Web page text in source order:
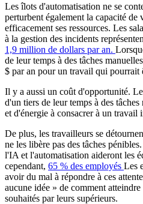
Les îlots d'automatisation ne se
perturbent également la capacité de
efficacement ses ressources. Les
à la gestion des incidents
1,9 million de dollars par an.
de leur temps à des tâches
$ par an pour un travail qui pourrait
Il y a aussi un coût d'opportunité.
d'un tiers de leur temps à des
et d'énergie à consacrer à un travail
De plus, les travailleurs se
ne les libère pas des tâches
l'IA et l'automatisation aideront les
cependant, 65 % des employés Les
avoir du mal à répondre à ces
aucune idée » de comment
souhaités par leurs supérieurs.